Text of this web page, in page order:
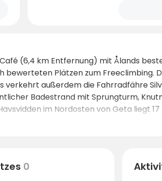
(6,4 km Entfernung) mit Ålands
bewerteten Plätzen zum Freeclimbing.
verkehrt außerdem die Fahrradfähre
Badestrand mit Sprungturm,
im Nordosten von Geta liegt
0